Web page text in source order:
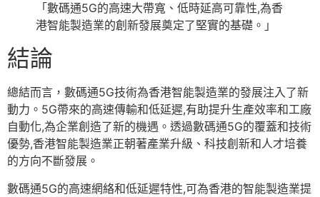
「數碼通5G的高速大帶寬、低時延高可靠性,為香
港智能製造業的創新發展奠定了堅實的基礎。」
結論
總結而言，數碼通5G技術為香港智能製造業的發展注入了新
動力。5G帶來的高速傳輸和低延遲,有助提升生產效率和工廠
自動化,為企業創造了新的機遇。透過數碼通5G的覆蓋和技術
優勢,香港智能製造業正朝著產業升級、科技創新和人才培養
的方向不斷發展。
數碼通5G的高速網絡和低延遲特性,可為香港的智能製造業提